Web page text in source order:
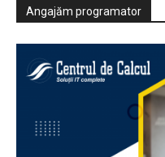
Angajăm programator